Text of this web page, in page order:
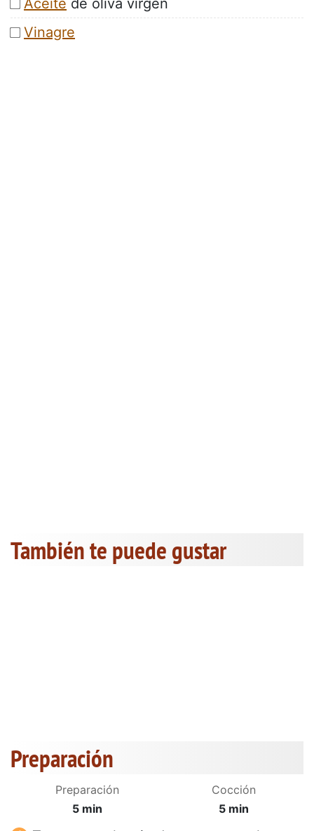
Aceite de oliva virgen
Vinagre
También te puede gustar
Preparación
Preparación
5 min
Cocción
5 min